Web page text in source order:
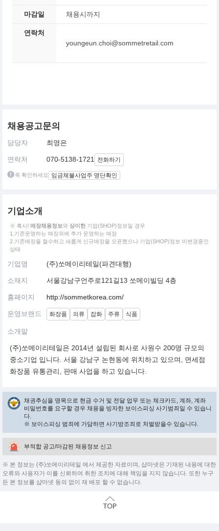
마감일 채용시까지
연락처
youngeun.choi@sommetretail.com
채용공고문의
담당자 최영은
연락처 070-5138-1721 전화하기
꼭 확인하세요 임금체불사업주 명단확인
기업소개
※ 혹시! 매장채용정보와 상이한 기업(SHOP)정보일 경우
1.기존운영하는 매장외에 추가 운영하는 매장
2.기존매장을 철수하고 새롭게 신규매장을 오픈했으나 기업(SHOP)정보 미변경중인
상태
기업명 (주)쏘메이리테일(파견대행)
소재지 서울강남구언주로121길13 쏘메이빌딩 4층
홈페이지 http://sommetkorea.com/
운영브랜드 화장품 의류 잡화 주류 식품
소개말
(주)쏘메이리테일은 2014년 설립된 회사로 사원수 200명 규모의
중소기업 입니다. 서울 강남구 논현동에 위치하고 있으며, 면세점
화장품 유통관리, 판매 사업을 하고 있습니다.
채권추심을 명목으로 현금 수거 및 전달 업무 또는 체크카드, 계좌, 계좌
비밀번호를 요구할 경우 채용을 빙자한 보이스피싱 사기범죄일 수 있습니
다.
※ 보이스피싱 범죄에 가담하면 사기방조죄로 처벌받을수 있습니다.
부적합 공고/마감된 채용정보 신고
※ 본 정보는 (주)쏘메이리테일 에서 제공한 자료이며, 샵마넷은 기재된 내용에 대한
오류와 사용자가 이를 신뢰하여 취한 조치에 대해 책임을 지지 않습니다. 또한 누구
든 본 정보를 샵마넷 동의 없이 재 배포 할 수 없습니다.